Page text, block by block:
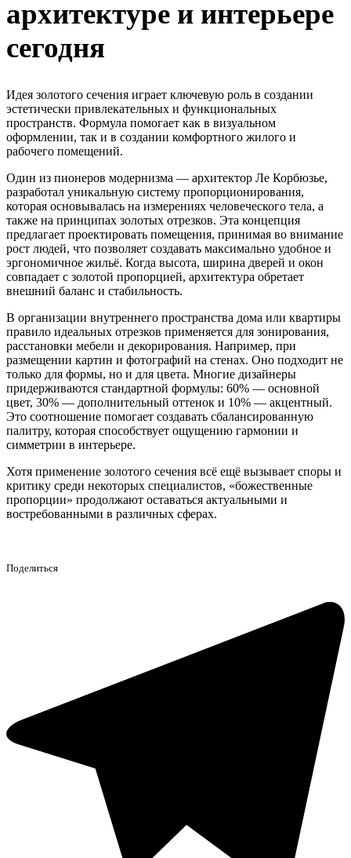
архитектуре и интерьере
сегодня
Идея золотого сечения играет ключевую роль в создании
эстетически привлекательных и функциональных
пространств. Формула помогает как в визуальном
оформлении, так и в создании комфортного жилого и
рабочего помещений.
Один из пионеров модернизма — архитектор Ле Корбюзье,
разработал уникальную систему пропорционирования,
которая основывалась на измерениях человеческого тела, а
также на принципах золотых отрезков. Эта концепция
предлагает проектировать помещения, принимая во внимание
рост людей, что позволяет создавать максимально удобное и
эргономичное жильё. Когда высота, ширина дверей и окон
совпадает с золотой пропорцией, архитектура обретает
внешний баланс и стабильность.
В организации внутреннего пространства дома или квартиры
правило идеальных отрезков применяется для зонирования,
расстановки мебели и декорирования. Например, при
размещении картин и фотографий на стенах. Оно подходит не
только для формы, но и для цвета. Многие дизайнеры
придерживаются стандартной формулы: 60% — основной
цвет, 30% — дополнительный оттенок и 10% — акцентный.
Это соотношение помогает создавать сбалансированную
палитру, которая способствует ощущению гармонии и
симметрии в интерьере.
Хотя применение золотого сечения всё ещё вызывает споры и
критику среди некоторых специалистов, «божественные
пропорции» продолжают оставаться актуальными и
востребованными в различных сферах.
Поделиться